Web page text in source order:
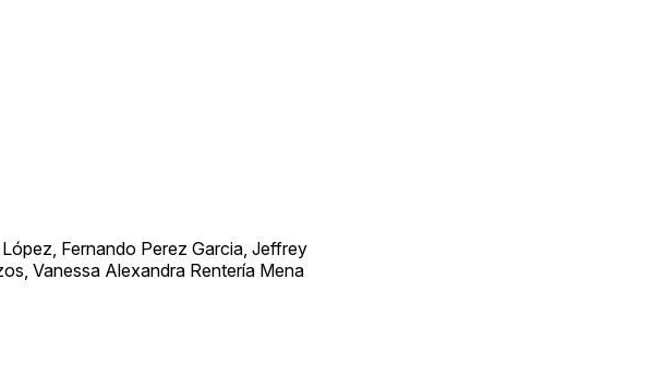
Fernando Perez Garcia, Jeffrey
Vanessa Alexandra Rentería Mena